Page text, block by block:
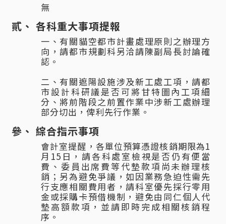
無
各科重大事項提報
一、有關貓空都市計畫處理原則之辦理方
向，請都市規劃科另洽請陳副局長討論確
認。
二、有關遮陽設施涉及新工處工項，請都
市設計科研議是否可將甘特圖內工項細
分、將前階段之前置作業中涉新工處辦理
部分切出，俾利先行作業。
綜合指示事項
會計室提醒，各單位預算憑證核銷期限為1
月15日，請各科處室檢視是否仍有便當
費、委員出席費等代墊款項尚未辦理核
銷；另為避免爭議，如因業務急迫性需先
行支應相關費用者，請科室優先採行零用
金或採購卡預借機制，避免由同仁個人代
墊高額款項，並請即時完成相關核銷程
序。